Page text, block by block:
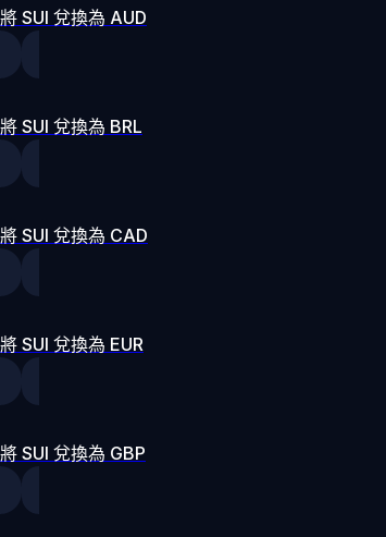
將 SUI 兌換為 AUD
將 SUI 兌換為 BRL
將 SUI 兌換為 CAD
將 SUI 兌換為 EUR
將 SUI 兌換為 GBP